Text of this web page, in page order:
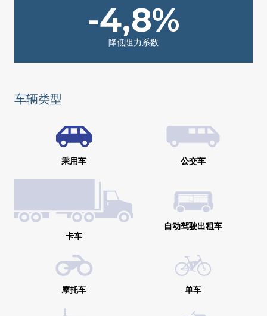
-4,8%
降低阻力系数
车辆类型
乘用车 公交车
卡车
自动驾驶出租车
摩托车 单车